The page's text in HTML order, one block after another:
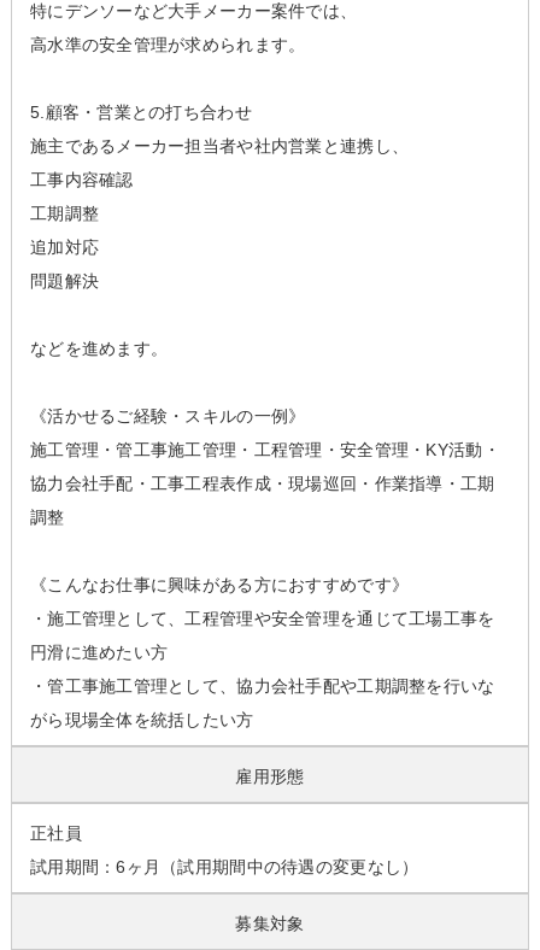
特にデンソーなど大手メーカー案件では、
高水準の安全管理が求められます。
5.顧客・営業との打ち合わせ
施主であるメーカー担当者や社内営業と連携し、
工事内容確認
工期調整
追加対応
問題解決
などを進めます。
《活かせるご経験・スキルの一例》
施工管理・管工事施工管理・工程管理・安全管理・KY活動・
協力会社手配・工事工程表作成・現場巡回・作業指導・工期
調整
《こんなお仕事に興味がある方におすすめです》
・施工管理として、工程管理や安全管理を通じて工場工事を
円滑に進めたい方
・管工事施工管理として、協力会社手配や工期調整を行いな
がら現場全体を統括したい方
雇用形態
正社員
試用期間：6ヶ月（試用期間中の待遇の変更なし）
募集対象